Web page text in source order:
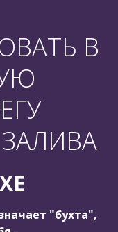
В
"бухта",